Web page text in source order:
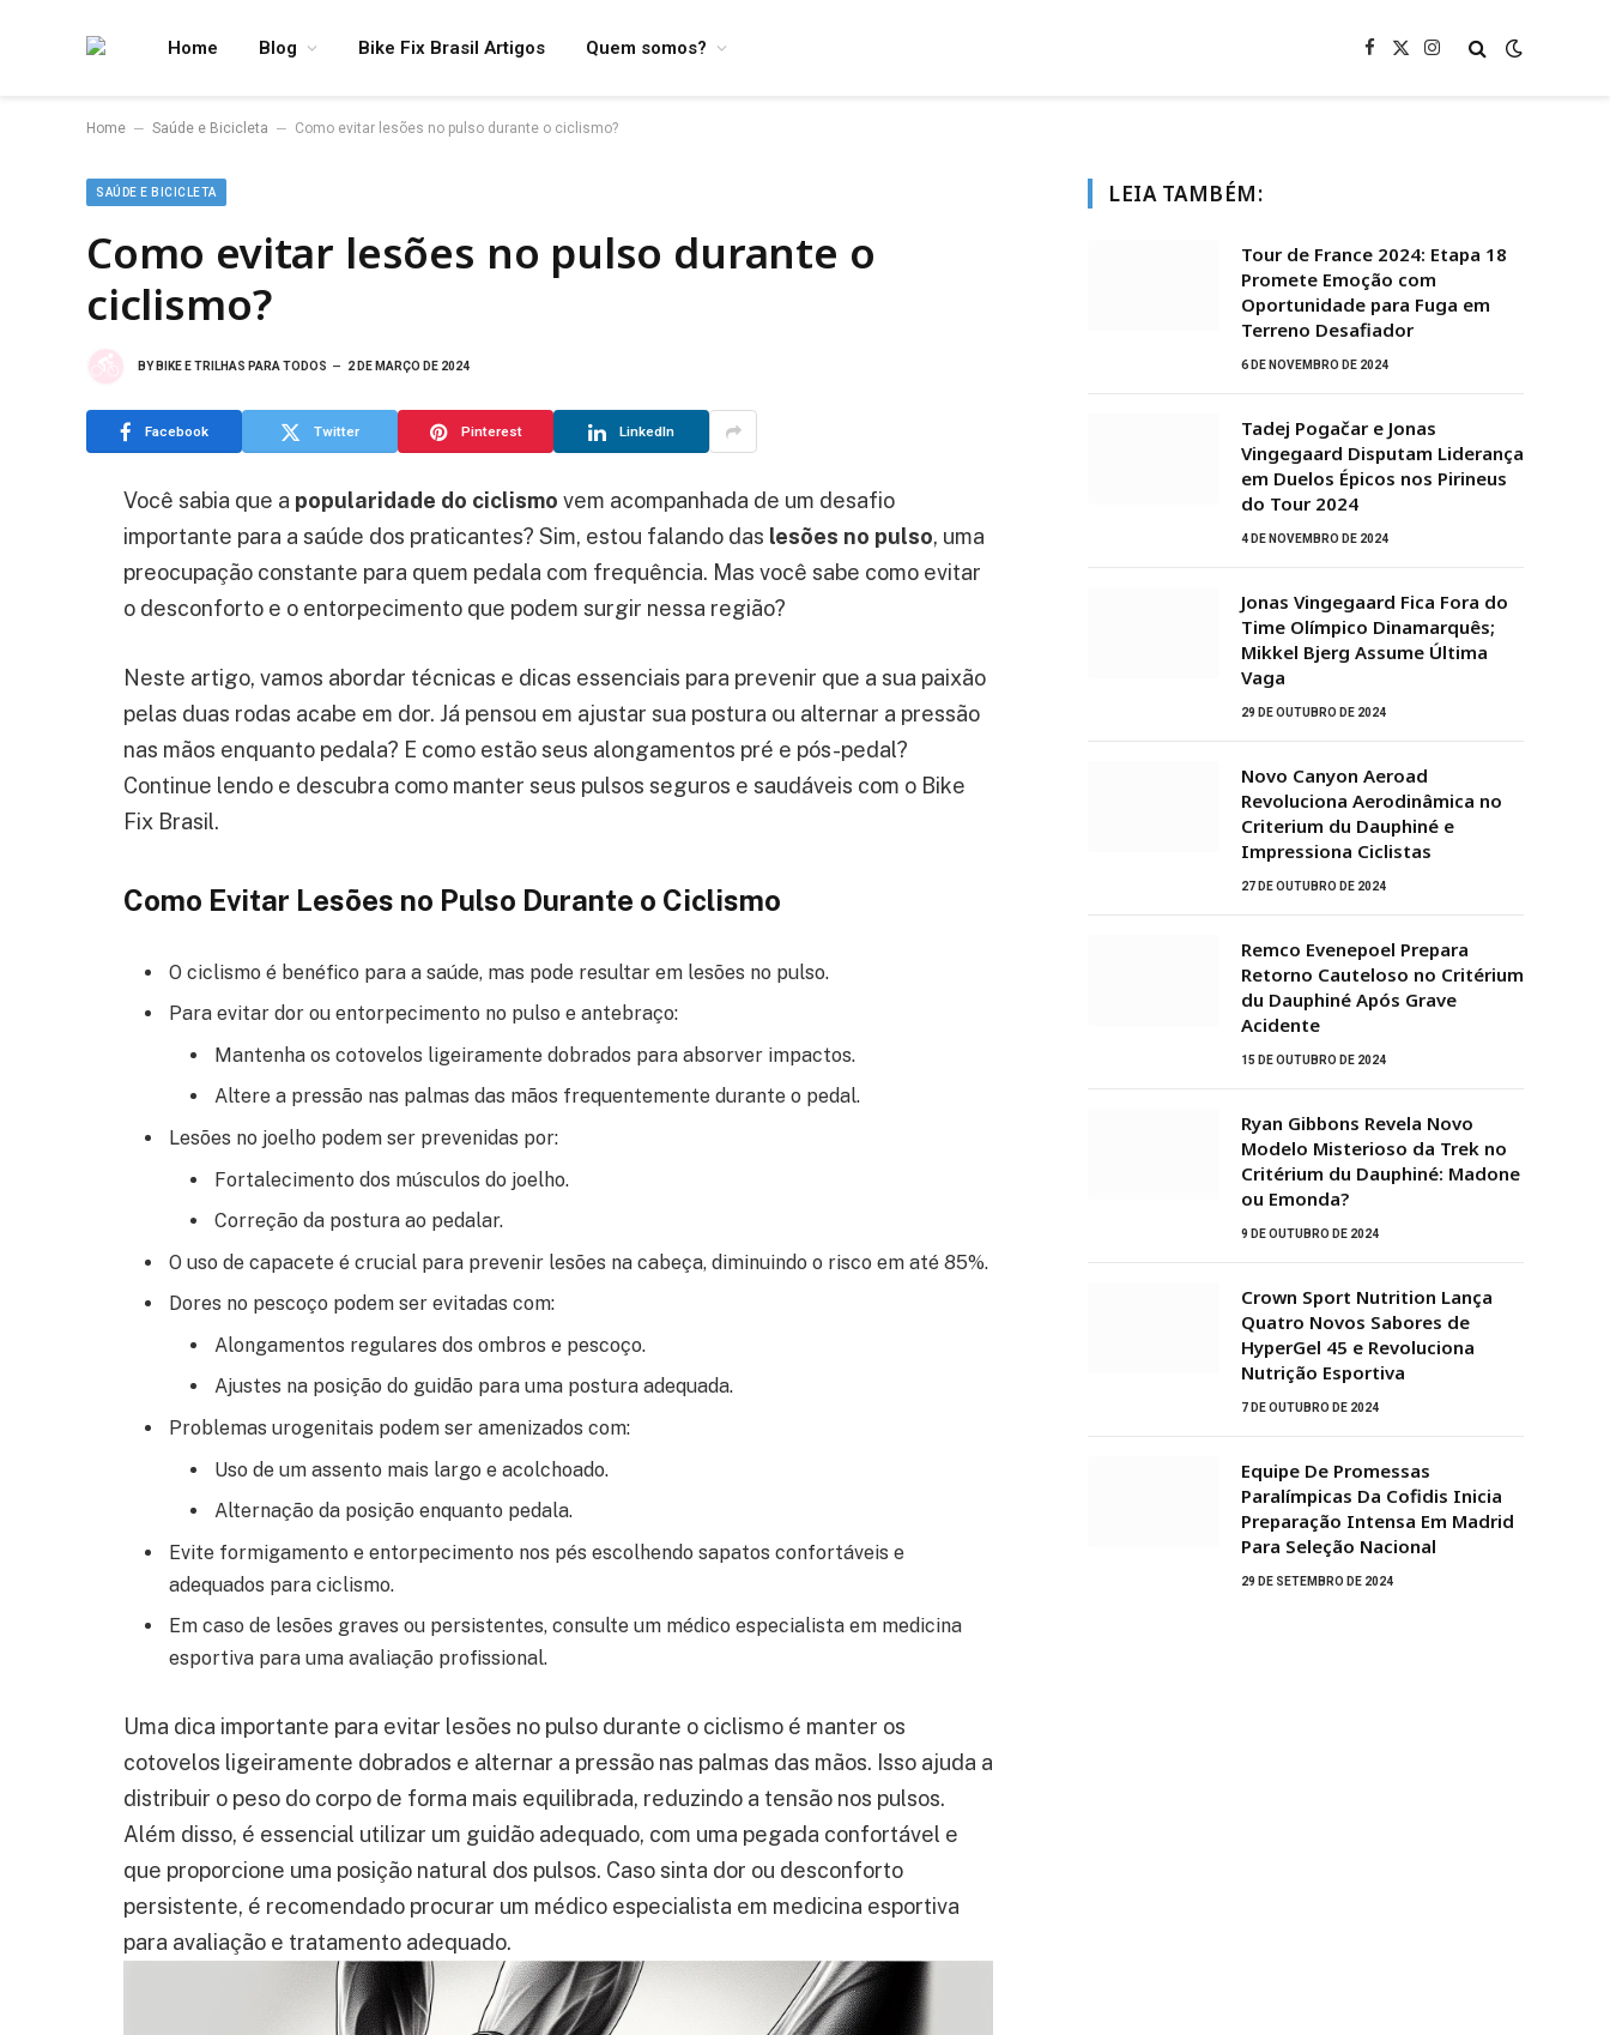
Home Blog Bike Fix Brasil Artigos Quem somos? Facebook
X
Instagram
Home – Saúde e Bicicleta – Como evitar lesões no pulso durante o ciclismo?
SAÚDE E BICICLETA
Como evitar lesões no pulso durante o
ciclismo?
BY BIKE E TRILHAS PARA TODOS 2 DE MARÇO DE 2024
Facebook Twitter Pinterest LinkedIn
Você sabia que a popularidade do ciclismo vem acompanhada de um desafio
importante para a saúde dos praticantes? Sim, estou falando das lesões no pulso, uma
preocupação constante para quem pedala com frequência. Mas você sabe como evitar
o desconforto e o entorpecimento que podem surgir nessa região?
Neste artigo, vamos abordar técnicas e dicas essenciais para prevenir que a sua paixão
pelas duas rodas acabe em dor. Já pensou em ajustar sua postura ou alternar a pressão
nas mãos enquanto pedala? E como estão seus alongamentos pré e pós-pedal?
Continue lendo e descubra como manter seus pulsos seguros e saudáveis com o Bike
Fix Brasil.
Como Evitar Lesões no Pulso Durante o Ciclismo
O ciclismo é benéfico para a saúde, mas pode resultar em lesões no pulso.
Para evitar dor ou entorpecimento no pulso e antebraço:
Mantenha os cotovelos ligeiramente dobrados para absorver impactos.
Altere a pressão nas palmas das mãos frequentemente durante o pedal.
Lesões no joelho podem ser prevenidas por:
Fortalecimento dos músculos do joelho.
Correção da postura ao pedalar.
O uso de capacete é crucial para prevenir lesões na cabeça, diminuindo o risco em até 85%.
Dores no pescoço podem ser evitadas com:
Alongamentos regulares dos ombros e pescoço.
Ajustes na posição do guidão para uma postura adequada.
Problemas urogenitais podem ser amenizados com:
Uso de um assento mais largo e acolchoado.
Alternação da posição enquanto pedala.
Evite formigamento e entorpecimento nos pés escolhendo sapatos confortáveis e
adequados para ciclismo.
Em caso de lesões graves ou persistentes, consulte um médico especialista em medicina
esportiva para uma avaliação profissional.
Uma dica importante para evitar lesões no pulso durante o ciclismo é manter os
cotovelos ligeiramente dobrados e alternar a pressão nas palmas das mãos. Isso ajuda a
distribuir o peso do corpo de forma mais equilibrada, reduzindo a tensão nos pulsos.
Além disso, é essencial utilizar um guidão adequado, com uma pegada confortável e
que proporcione uma posição natural dos pulsos. Caso sinta dor ou desconforto
persistente, é recomendado procurar um médico especialista em medicina esportiva
para avaliação e tratamento adequado.
LEIA TAMBÉM:
Tour de France 2024: Etapa 18
Promete Emoção com
Oportunidade para Fuga em
Terreno Desafiador
6 DE NOVEMBRO DE 2024
Tadej Pogačar e Jonas
Vingegaard Disputam Liderança
em Duelos Épicos nos Pirineus
do Tour 2024
4 DE NOVEMBRO DE 2024
Jonas Vingegaard Fica Fora do
Time Olímpico Dinamarquês;
Mikkel Bjerg Assume Última
Vaga
29 DE OUTUBRO DE 2024
Novo Canyon Aeroad
Revoluciona Aerodinâmica no
Criterium du Dauphiné e
Impressiona Ciclistas
27 DE OUTUBRO DE 2024
Remco Evenepoel Prepara
Retorno Cauteloso no Critérium
du Dauphiné Após Grave
Acidente
15 DE OUTUBRO DE 2024
Ryan Gibbons Revela Novo
Modelo Misterioso da Trek no
Critérium du Dauphiné: Madone
ou Emonda?
9 DE OUTUBRO DE 2024
Crown Sport Nutrition Lança
Quatro Novos Sabores de
HyperGel 45 e Revoluciona
Nutrição Esportiva
7 DE OUTUBRO DE 2024
Equipe De Promessas
Paralímpicas Da Cofidis Inicia
Preparação Intensa Em Madrid
Para Seleção Nacional
29 DE SETEMBRO DE 2024